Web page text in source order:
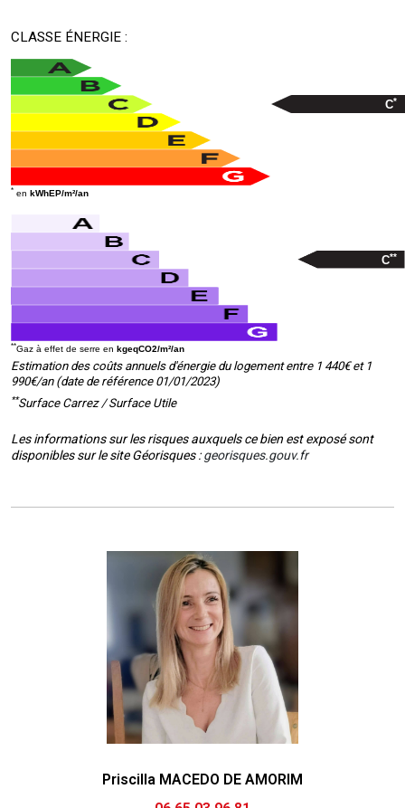
CLASSE ÉNERGIE :
C*
* en kWhEP/m²/an
C**
**Gaz à effet de serre en kgeqCO2/m²/an
Estimation des coûts annuels d'énergie du logement entre 1 440€ et 1
990€/an (date de référence 01/01/2023)
**Surface Carrez / Surface Utile
Les informations sur les risques auxquels ce bien est exposé sont
disponibles sur le site Géorisques :georisques.gouv.fr
Priscilla MACEDO DE AMORIM